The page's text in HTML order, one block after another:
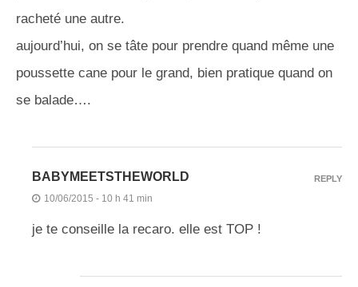
racheté une autre.
aujourd’hui, on se tâte pour prendre quand même une
poussette cane pour le grand, bien pratique quand on
se balade….
BABYMEETSTHEWORLD
10/06/2015 - 10 h 41 min
je te conseille la recaro. elle est TOP !
REPLY